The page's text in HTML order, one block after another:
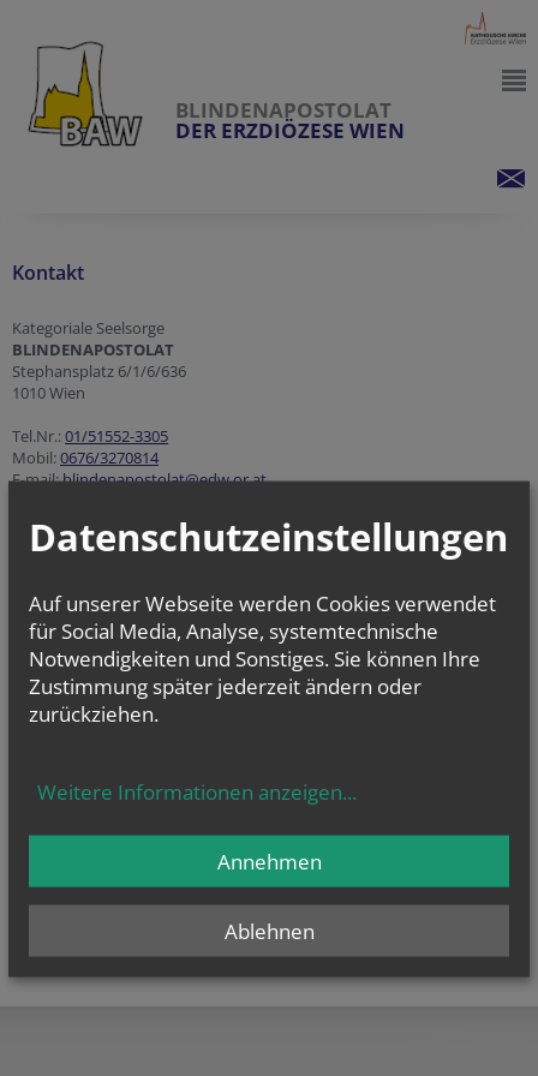
BLINDENAPOSTOLAT
DER ERZDIÖZESE WIEN
Kontakt
Kategoriale Seelsorge
BLINDENAPOSTOLAT
Stephansplatz 6/1/6/636
1010 Wien
Tel.Nr.:01/51552-3305
Mobil:0676/3270814
E-mail:blindenapostolat@edw.or.at
Datenschutzeinstellungen
Auf unserer Webseite werden Cookies verwendet
für Social Media, Analyse, systemtechnische
Notwendigkeiten und Sonstiges. Sie können Ihre
Zustimmung später jederzeit ändern oder
zurückziehen.
Weitere Informationen anzeigen...
Ablehnen
Annehmen